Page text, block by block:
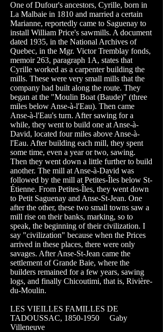
One of Dufour's ancestors, Cyrille, born in
La Malbaie in 1810 and married a certain
Marianne, reportedly came to Saguenay to
install William Price's sawmills. A document
dated 1935, in the National Archives of
Quebec, in the Mgr. Victor Tremblay fonds,
memoir 263, paragraph 1A, states that
Cyrille worked as a carpenter building the
mills. These were very small mills that the
company had built along the route. They
began at the "Moulin Boat (Baude)" (three
miles below Anse-à-l'Eau). Then came
Anse-à-l'Eau's turn. After sawing for a
while, they went to build one at Anse-à-
David, located four miles above Anse-à-
l'Eau. After building each mill, they spent
some time, even a year or two, sawing.
Then they went down a little further to build
another. The mill at Anse-à-David was
followed by the mill at Petites-Îles below St-
Étienne. From Petites-Îles, they went down
to Petit Saguenay and Anse-St-Jean. One
after the other, these two small towns saw a
mill rise on their banks, marking, so to
speak, the beginning of their civilization. I
say "civilization" because when the Prices
arrived in these places, there were only
savages. After Anse-St-Jean came the
settlement of Grande Baie, where the
builders remained for a few years, sawing
logs, and finally Chicoutimi, that is, Rivière-
du-Moulin.
LES VIEILLES FAMILLES DE
TADOUSSAC, 1850-1950 Gaby
Villeneuve